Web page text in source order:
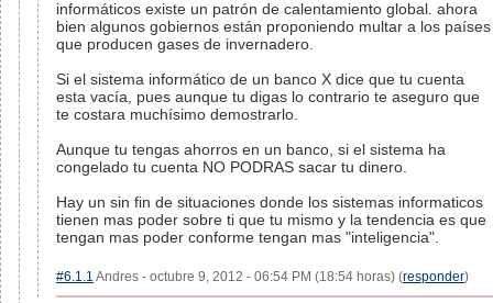
informáticos existe un patrón de calentamiento global. ahora
bien algunos gobiernos están proponiendo multar a los países
que producen gases de invernadero.
Si el sistema informático de un banco X dice que tu cuenta
esta vacía, pues aunque tu digas lo contrario te aseguro que
te costara muchísimo demostrarlo.
Aunque tu tengas ahorros en un banco, si el sistema ha
congelado tu cuenta NO PODRAS sacar tu dinero.
Hay un sin fin de situaciones donde los sistemas informaticos
tienen mas poder sobre ti que tu mismo y la tendencia es que
tengan mas poder conforme tengan mas "inteligencia".
#6.1.1 Andres - octubre 9, 2012 - 06:54 PM (18:54 horas) (responder)